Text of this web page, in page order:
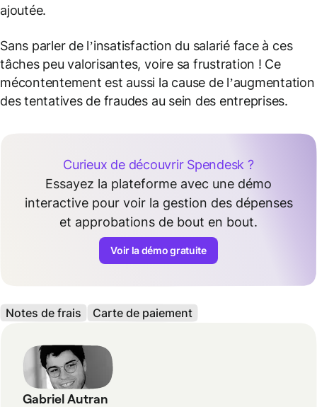
ajoutée.
Sans parler de l’insatisfaction du salarié face à ces
tâches peu valorisantes, voire sa frustration ! Ce
mécontentement est aussi la cause de l’augmentation
des tentatives de fraudes au sein des entreprises.
Curieux de découvrir Spendesk ?
Essayez la plateforme avec une démo
interactive pour voir la gestion des dépenses
et approbations de bout en bout.
Voir la démo gratuite
Notes de frais Carte de paiement
Gabriel Autran